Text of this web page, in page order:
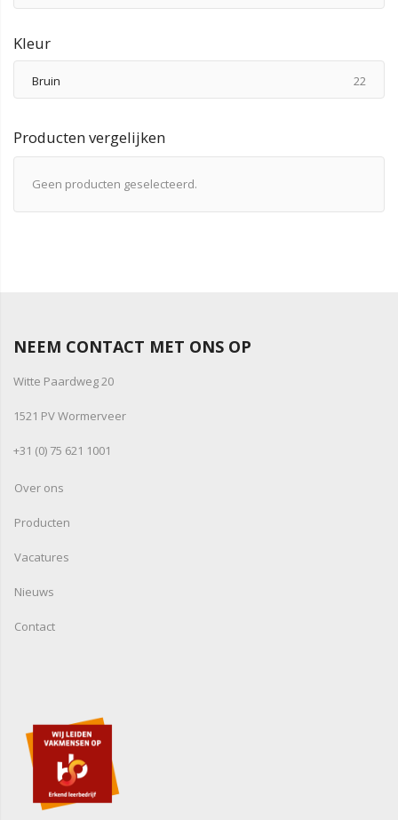
Kleur
Bruin 22
Producten vergelijken
Geen producten geselecteerd.
NEEM CONTACT MET ONS OP
Witte Paardweg 20
1521 PV Wormerveer
+31 (0) 75 621 1001
Over ons
Producten
Vacatures
Nieuws
Contact